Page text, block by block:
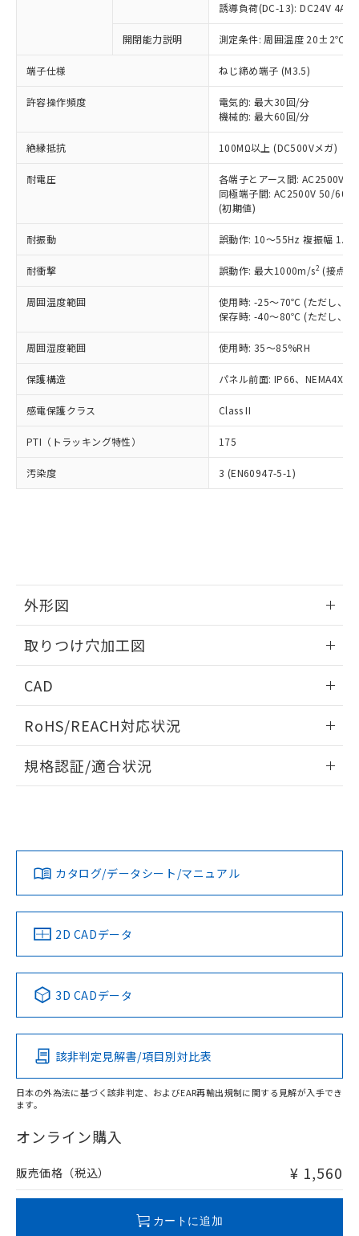
誘導負荷(DC-13): DC24V 4A/
開閉能力説明 測定条件: 周囲温度 20±2℃、
端子仕様 ねじ締め端子 (M3.5)
許容操作頻度
電気的: 最大30回/分
機械的: 最大60回/分
絶縁抵抗 100MΩ以上 (DC500Vメガ)
耐電圧
各端子とアース間: AC2500V
同極端子間: AC2500V 50/
(初期値)
耐振動 誤動作: 10～55Hz 複振幅
耐衝撃 誤動作: 最大1000m/s2 (接点
周囲温度範囲
使用時: -25～70℃ (ただし、氷
保存時: -40～80℃ (ただし、氷
周囲湿度範囲 使用時: 35～85%RH
保護構造 パネル前面: IP66、NEMA4X,
感電保護クラス Class II
PTI（トラッキング特性） 175
汚染度 3 (EN60947-5-1)
外形図
取りつけ穴加工図
CAD
ドすることができます。
ログイン/会員登録
ダウンロードデータをご利用いただく前に、以下を必ずお読
みください。
ソフトウェアの使用条件
RoHS/REACH対応状況
EU RoHS 注意事項・凡例
対応済み
中国 RoHS 注意事項・凡例
Pb Hg Cd Cr(VI)
O
在庫等で未対応品が混在する可能性があります。
問い合わせください。
規格認証/適合状況
LR型式承認
（イギリス
船舶規格）
DNV型式承認
（ノルウェー
BV型式承認
（フランス
KR型式
（韓国
No No No No
この製品の規格認証/適合状況ページへ
その他の認証はこちらのページからご検索ください
カタログ/データシート/マニュアル
2D CADデータ
3D CADデータ
該非判定見解書/項目別対比表
日本の外為法に基づく該非判定、およびEAR再輸出規制に関する見解が入手でき
ます。
オンライン購入
販売価格（税込） ¥ 1,560
カートに追加
以下の条件をお読みいただき、同意のうえ
本サービスは、当社制御機器事業取扱
商品の当社在庫状況および標準価格
(税抜)を提供させていただくもので
当社制御機器事業取扱商品の中には、
本サービスの対象外となる商品もある
ことをご了承ください。
在庫状況および標準価格照会結果は、
記載している更新日時点での社内デー
タに基づき作成されるものであり、閲
覧された時点での実際の在庫および標
準価格とは異なる場合があることをご
正式な納期状況および標準価格はお客
様のお取引先、またはお客様担当のオ
ムロン制御機器販売店・当社販売員に
オムロン制御機器販売店や当社販売拠
販売ネットワーク
」をご確認
ください。
在庫状況および標準価格結果を当社の
事前の承諾なく第三者に漏洩または開
示しないようお願いします。
マイパーツ機能（部品リスト作成サー
ビス）をご利用いただくには、I-Web
品・サービスに関するお客様との取
をご了承ください。
※当社の共同利用者とは、
対応予定なし：EU RoHS指令（10物質）の
非含有に非対応の商品で、対応品を出す予
調査・確認中：EU RoHS指令（10物質）の
非含有の対応状況を調査中または確認中の
商品です。
害物質有無と関係のない商品です。
仕入先様の事情により、非含有部品として
いたものが、含有品と判明した場合などや
むを得ず変更することがあります。
鉛(Pb) 1000ppm以下、 水銀(Hg) 1000ppm以下、 カド
六価クロム(Cr(Ⅵ)) 1000ppm以下、ポリ臭化ビフェニル
類(PBB) 1000ppm以下、ポリ臭化ジフェニルエーテル類
(PBDE) 1000ppm以下、フタル酸ビス(2-エチルヘキシ
ル) (DEHP)(別名：DOP) 1000ppm以下、フタル酸ブチ
ルベンジル（BBP） 1000ppm以下、フタル酸ジブチル
（DBP） 1000ppm以下、フタル酸ジイソブチル
但し、RoHS指令で産業用監視および制御機器に対する
フタル酸エステル類の４物質については閾値を超える意
図的な使用がないことを確認しています。
※2 対応予定月
部品在庫の切り替え状況などにより、予定
月が前後することがあります。
下記の非含有証明書をダウンロードするこ
とができます。
EU RoHS指令（10物質）の非含有証明書
51物質の非含有証明書（当社基準）
※本証明書は発行日時点で非含有を証明す
ものではありません。
また、RoHS指令のフタル酸エステル類４
物質の対応では、対応完了までの期間は出
欄に対応日を記載しておりました。
既に当社にて対応品への在庫切替を完了
「○」：最大均質材料含有率が中国RoHSの
基準値以下であることを示します。
「×」：最大均質材料含有率が中国RoHSの
基準値を超えていることを示します。
「－」：未確認です。当社販売部門へお問
*中国RoHS10物質の基準値 (GB/T26572)：
Pb(鉛) :1000ppm、 Hg(水銀) : 1000ppm、 Cd(カドミウ
Cr(Ⅵ)(六価クロム) : 1000ppm、 PBBs(ポリ臭化ビフェ
ニル類) : 1000ppm、 PBDEs(ポリ臭化ジフェニルエーテ
ル類) : 1000ppm、
DBP(フタル酸ジブチル) : 1000ppm、 DIBP(フタル酸ジ
DEHP(フタル酸ビス(2-エチルヘキシル)) : 1000ppm
「ｅ」：有害物質（10物質）のすべてが基
準値以下であることを示します。
「10」：通常の使用状況下において有害物
質が外部に漏えいし、環境に深刻な影響を
当社は、これら貴社製品のうち、外国
為替および外国貿易法に定める商品
（以下｢規制貨物等」という）を輸出
または国外への提供する場合は、日本
国政府の輸出許可(または役務取引許
可)を取得するなどの必要な手続きを
当社は規制貨物を破棄する場合は、完
全に破砕するなど、違法に輸出されな
いよう必要な手段を講じます。
当社は貴社製品を、核兵器、ミサイ
ル、化学兵器、生物兵器またはその他
武器並びにこれらの製造装置等に一切
当社は、貴社製品を第三者に販売する
場合は、上記1、2および3の内容を当
該第三者に通知します。また当社は、
販売先および販売に係わる関係者が違
法に輸出するおそれがある場合は、取
一定数以上の在庫あり
一定数には満たないが在庫あり
在庫なし(最新の在庫状況につ
いては、お客様のお取引先、ま
たはお客様担当のオムロン制御
機器販売店・当社販売員にご確
認ください)
白
受注生産機種、また在庫状況の
情報を公開していない機種